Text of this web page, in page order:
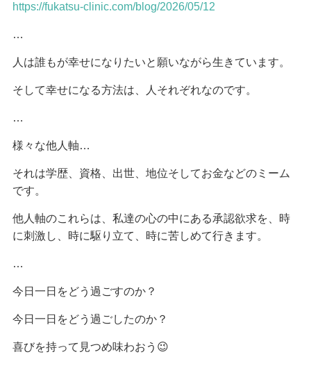
https://fukatsu-clinic.com/blog/2026/05/12
…
人は誰もが幸せになりたいと願いながら生きています。
そして幸せになる方法は、人それぞれなのです。
…
様々な他人軸…
それは学歴、資格、出世、地位そしてお金などのミーム
です。
他人軸のこれらは、私達の心の中にある承認欲求を、時
に刺激し、時に駆り立て、時に苦しめて行きます。
…
今日一日をどう過ごすのか？
今日一日をどう過ごしたのか？
喜びを持って見つめ味わおう😉